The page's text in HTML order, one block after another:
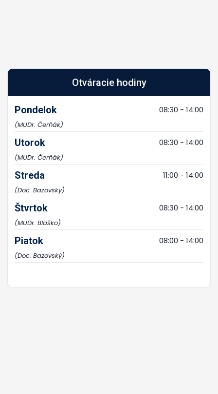
Otváracie hodiny
Pondelok 08:30 - 14:00
(MUDr. Čerňák)
Utorok 08:30 - 14:00
(MUDr. Čerňák)
Streda 11:00 - 14:00
(Doc. Bazovsky)
Štvrtok 08:30 - 14:00
(MUDr. Blaško)
Piatok 08:00 - 14:00
(Doc. Bazovský)